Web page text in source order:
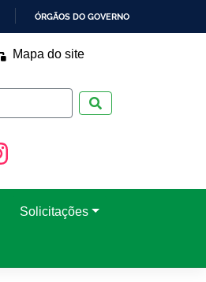
ÓRGÃOS DO GOVERNO
Mapa do site
Solicitações